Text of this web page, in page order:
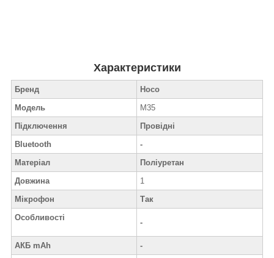
Характеристики
Бренд
Hoco
Модель
M35
Підключення
Провідні
Bluetooth
-
Матеріал
Поліуретан
Довжина
1
Мікрофон
Так
Особливості
-
АКБ mAh
-